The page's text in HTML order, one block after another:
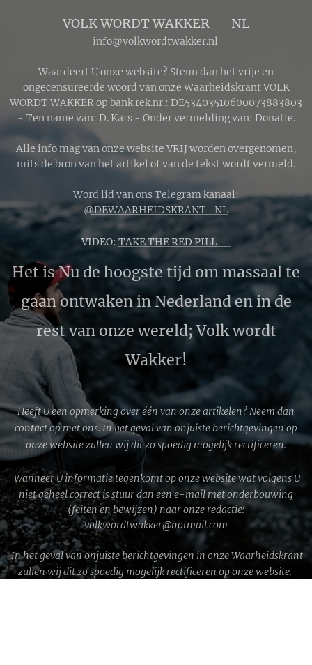
VOLK WORDT WAKKER 🔴 NL
info@volkwordtwakker.nl
Waardeert U onze website? Steun dan het vrije en
ongecensureerde woord van onze Waarheidskrant VOLK
WORDT WAKKER op bank rek.nr.: DE53403510600073883803
- Ten name van: D. Kars - Onder vermelding van: Donatie.
Alle info mag van onze website VRIJ worden overgenomen,
mits de bron van het artikel of van de tekst wordt vermeld.
Word lid van ons Telegram kanaal:
@DEWAARHEIDSKRANT_NL
VIDEO: TAKE THE RED PILL 🔴
Het is Nu de hoogste tijd om massaal te
gaan ontwaken in Nederland en in de
rest van onze wereld; Volk wordt
Wakker!
Heeft U een opmerking over één van onze artikelen? Neem dan
contact op met ons. In het geval van onjuiste berichtgevingen op
onze website zullen wij dit zo spoedig mogelijk rectificeren.
Wanneer U informatie tegenkomt op onze website wat volgens U
niet geheel correct is stuur dan een e-mail met onderbouwing
(feiten en bewijzen) naar onze redactie:
volkwordtwakker@hotmail.com
In het geval van onjuiste berichtgevingen in onze Waarheidskrant
zullen wij dit zo spoedig mogelijk rectificeren op onze website.